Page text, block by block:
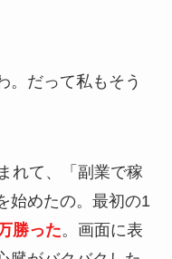
。だって私もそう
れて、「副業で稼
始めたの。最初の1
勝った。画面に表